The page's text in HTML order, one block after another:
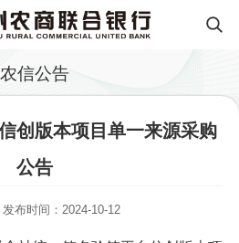
农信公告
创版本项目单一来源采购
公告
发布时间：2024-10-12